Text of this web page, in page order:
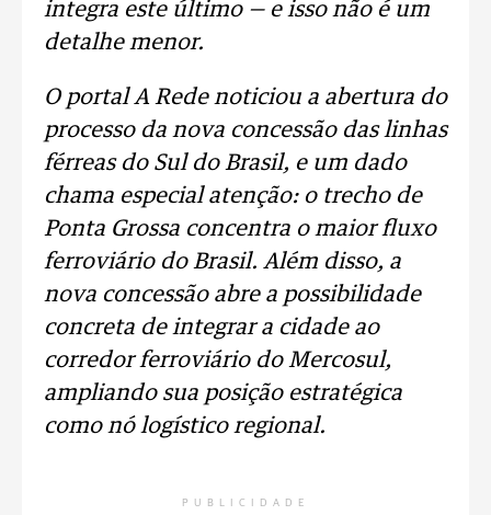
integra este último — e isso não é um
detalhe menor.
O portal A Rede noticiou a abertura do
processo da nova concessão das linhas
férreas do Sul do Brasil, e um dado
chama especial atenção: o trecho de
Ponta Grossa concentra o maior fluxo
ferroviário do Brasil. Além disso, a
nova concessão abre a possibilidade
concreta de integrar a cidade ao
corredor ferroviário do Mercosul,
ampliando sua posição estratégica
como nó logístico regional.
PUBLICIDADE